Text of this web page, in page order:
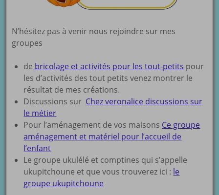
N’hésitez pas à venir nous rejoindre sur mes
groupes
de bricolage et activités pour les tout-petits pour
les d’activités des tout petits venez montrer le
résultat de mes créations.
Discussions sur Chez veronalice discussions sur
le métier
Pour l’aménagement de vos maisons Ce groupe
aménagement et matériel pour l’accueil de
l’enfant
Le groupe ukulélé et comptines qui s’appelle
ukupitchoune et que vous trouverez ici : le
groupe ukupitchoune